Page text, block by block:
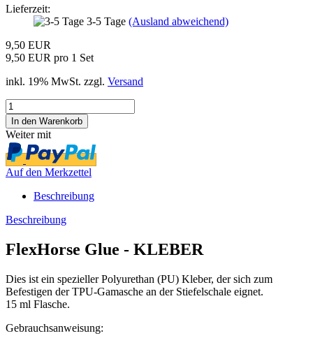
Lieferzeit:
3-5 Tage (Ausland abweichend)
9,50 EUR
9,50 EUR pro 1 Set
inkl. 19% MwSt. zzgl. Versand
Weiter mit
Auf den Merkzettel
Beschreibung
Beschreibung
FlexHorse Glue - KLEBER
Dies ist ein spezieller Polyurethan (PU) Kleber, der sich zum
Befestigen der TPU-Gamasche an der Stiefelschale eignet.
15 ml Flasche.
Gebrauchsanweisung: